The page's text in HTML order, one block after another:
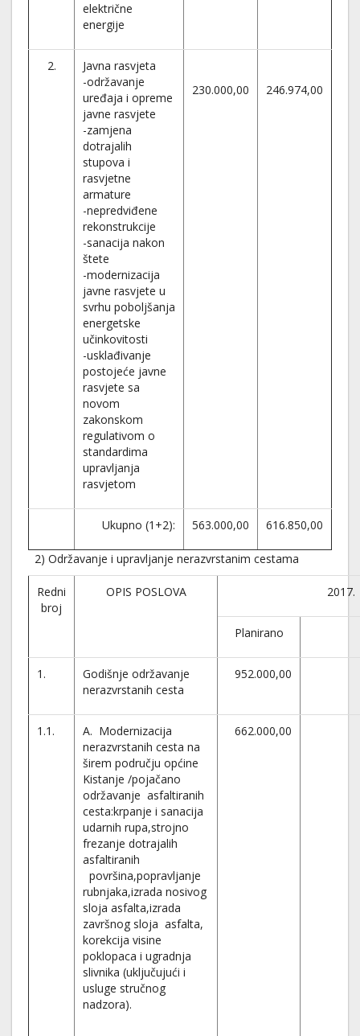
električne
energije
2.
Javna rasvjeta
-održavanje
uređaja i opreme
javne rasvjete
-zamjena
dotrajalih
stupova i
rasvjetne
armature
-nepredviđene
rekonstrukcije
-sanacija nakon
štete
-modernizacija
javne rasvjete u
svrhu poboljšanja
energetske
učinkovitosti
-usklađivanje
postojeće javne
rasvjete sa
novom
zakonskom
regulativom o
standardima
upravljanja
rasvjetom
230.000,00 246.974,00
Ukupno (1+2): 563.000,00 616.850,00
2) Održavanje i upravljanje nerazvrstanim cestama
Redni
broj
OPIS POSLOVA 2017.
Planirano
1.
Godišnje održavanje
nerazvrstanih cesta
952.000,00
1.1.
A. Modernizacija
nerazvrstanih cesta na
širem području općine
Kistanje /pojačano
održavanje asfaltiranih
cesta:krpanje i sanacija
udarnih rupa,strojno
frezanje dotrajalih
asfaltiranih
površina,popravljanje
rubnjaka,izrada nosivog
sloja asfalta,izrada
završnog sloja asfalta,
korekcija visine
poklopaca i ugradnja
slivnika (uključujući i
usluge stručnog
nadzora).
662.000,00